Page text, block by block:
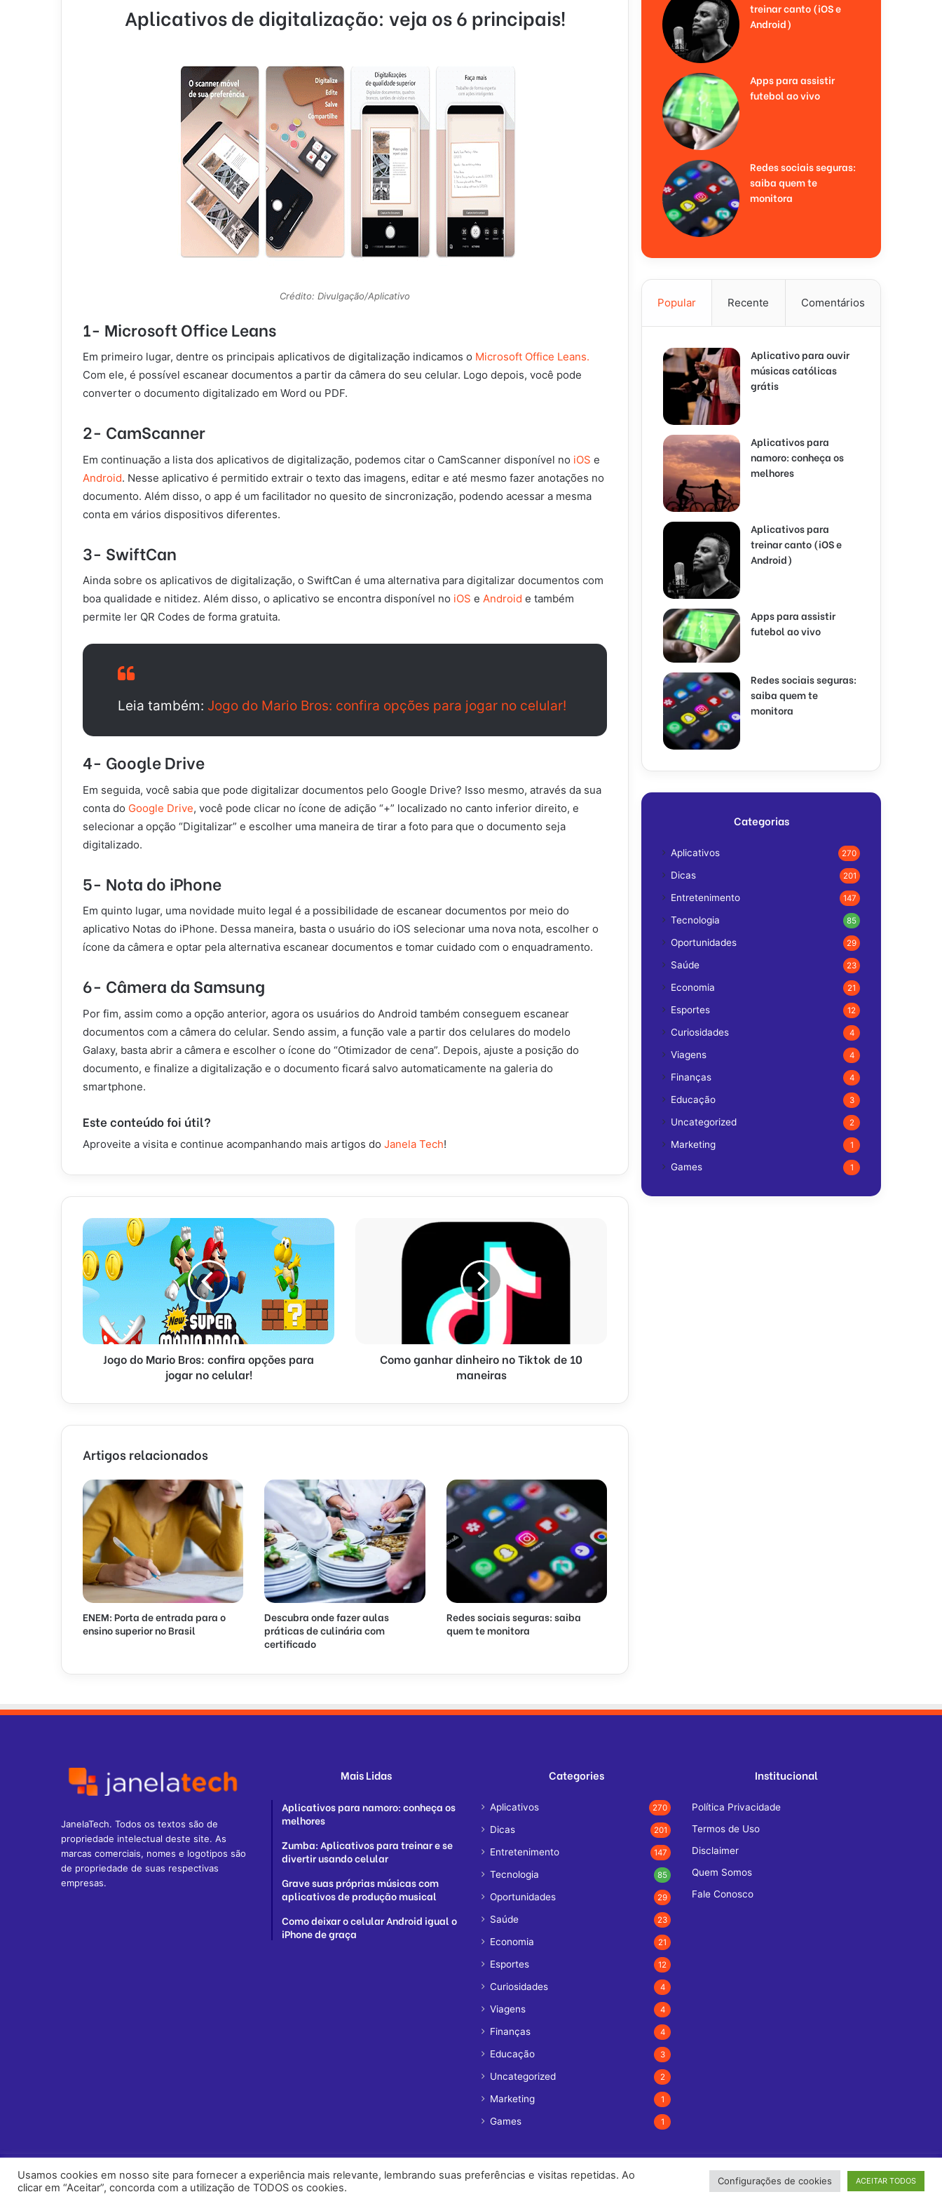
Aplicativos de digitalização: veja os 6 principais!
Crédito: Divulgação/Aplicativo
1- Microsoft Office Leans
Em primeiro lugar, dentre os principais aplicativos de digitalização indicamos o Microsoft Office Leans.
Com ele, é possível escanear documentos a partir da câmera do seu celular. Logo depois, você pode
converter o documento digitalizado em Word ou PDF.
2- CamScanner
Em continuação a lista dos aplicativos de digitalização, podemos citar o CamScanner disponível no iOS e
Android. Nesse aplicativo é permitido extrair o texto das imagens, editar e até mesmo fazer anotações no
documento. Além disso, o app é um facilitador no quesito de sincronização, podendo acessar a mesma
conta em vários dispositivos diferentes.
3- SwiftCan
Ainda sobre os aplicativos de digitalização, o SwiftCan é uma alternativa para digitalizar documentos com
boa qualidade e nitidez. Além disso, o aplicativo se encontra disponível no iOS e Android e também
permite ler QR Codes de forma gratuita.
Leia também: Jogo do Mario Bros: confira opções para jogar no celular!
4- Google Drive
Em seguida, você sabia que pode digitalizar documentos pelo Google Drive? Isso mesmo, através da sua
conta do Google Drive, você pode clicar no ícone de adição “+” localizado no canto inferior direito, e
selecionar a opção “Digitalizar” e escolher uma maneira de tirar a foto para que o documento seja
digitalizado.
5- Nota do iPhone
Em quinto lugar, uma novidade muito legal é a possibilidade de escanear documentos por meio do
aplicativo Notas do iPhone. Dessa maneira, basta o usuário do iOS selecionar uma nova nota, escolher o
ícone da câmera e optar pela alternativa escanear documentos e tomar cuidado com o enquadramento.
6- Câmera da Samsung
Por fim, assim como a opção anterior, agora os usuários do Android também conseguem escanear
documentos com a câmera do celular. Sendo assim, a função vale a partir dos celulares do modelo
Galaxy, basta abrir a câmera e escolher o ícone do “Otimizador de cena”. Depois, ajuste a posição do
documento, e finalize a digitalização e o documento ficará salvo automaticamente na galeria do
smartphone.
Este conteúdo foi útil?
Aproveite a visita e continue acompanhando mais artigos do Janela Tech!
Jogo do Mario Bros: confira opções para
jogar no celular!
Como ganhar dinheiro no Tiktok de 10
maneiras
Artigos relacionados
ENEM: Porta de entrada para o
ensino superior no Brasil
Descubra onde fazer aulas
práticas de culinária com
certificado
Redes sociais seguras: saiba
quem te monitora
treinar canto (iOS e
Android)
Apps para assistir
futebol ao vivo
Redes sociais seguras:
saiba quem te
monitora
Popular Recente Comentários
Aplicativo para ouvir
músicas católicas
grátis
Aplicativos para
namoro: conheça os
melhores
Aplicativos para
treinar canto (iOS e
Android)
Apps para assistir
futebol ao vivo
Redes sociais seguras:
saiba quem te
monitora
Categorias
Aplicativos 270
Dicas 201
Entretenimento 147
Tecnologia 85
Oportunidades 29
Saúde 23
Economia 21
Esportes 12
Curiosidades 4
Viagens 4
Finanças 4
Educação 3
Uncategorized 2
Marketing 1
Games 1
JanelaTech. Todos os textos são de
propriedade intelectual deste site. As
marcas comerciais, nomes e logotipos são
de propriedade de suas respectivas
empresas.
Mais Lidas
Aplicativos para namoro: conheça os
melhores
Zumba: Aplicativos para treinar e se
divertir usando celular
Grave suas próprias músicas com
aplicativos de produção musical
Como deixar o celular Android igual o
iPhone de graça
Categories
Aplicativos 270
Dicas 201
Entretenimento 147
Tecnologia 85
Oportunidades 29
Saúde 23
Economia 21
Esportes 12
Curiosidades 4
Viagens 4
Finanças 4
Educação 3
Uncategorized 2
Marketing 1
Games 1
Institucional
Política Privacidade
Termos de Uso
Disclaimer
Quem Somos
Fale Conosco
© Copyright 2026, All Rights Reserved | janelatech.com
Usamos cookies em nosso site para fornecer a experiência mais relevante, lembrando suas preferências e visitas repetidas. Ao
clicar em “Aceitar”, concorda com a utilização de TODOS os cookies.
Configurações de cookies ACEITAR TODOS